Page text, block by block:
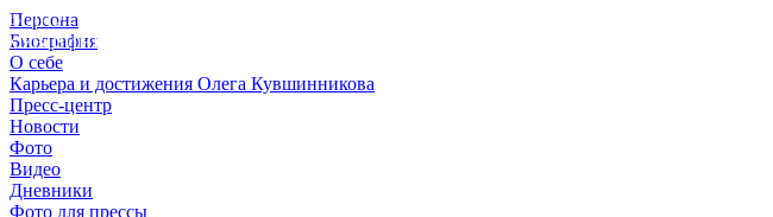
Персона
Биография
О себе
Карьера и достижения Олега Кувшинникова
Пресс-центр
Новости
Фото
Видео
Дневники
Фото для прессы
© 2012 - 2023,
КУВШИННИКОВ О.А.